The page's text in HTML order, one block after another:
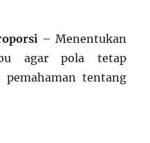
– Menentukan
agar pola tetap
tentang